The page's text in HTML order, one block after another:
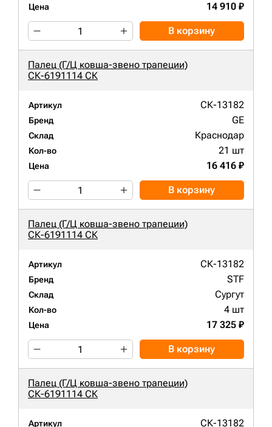
Цена 14 910 ₽
В корзину
Палец (Г/Ц ковша-звено трапеции)
СК-6191114 СК
Артикул СК-13182
Бренд GE
Склад Краснодар
Кол-во 21 шт
Цена 16 416 ₽
В корзину
Палец (Г/Ц ковша-звено трапеции)
СК-6191114 СК
Артикул СК-13182
Бренд STF
Склад Сургут
Кол-во 4 шт
Цена 17 325 ₽
В корзину
Палец (Г/Ц ковша-звено трапеции)
СК-6191114 СК
Артикул СК-13182